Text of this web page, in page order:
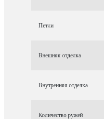
Петли
Внешняя отделка
Внутренняя отделка
Количество ружей